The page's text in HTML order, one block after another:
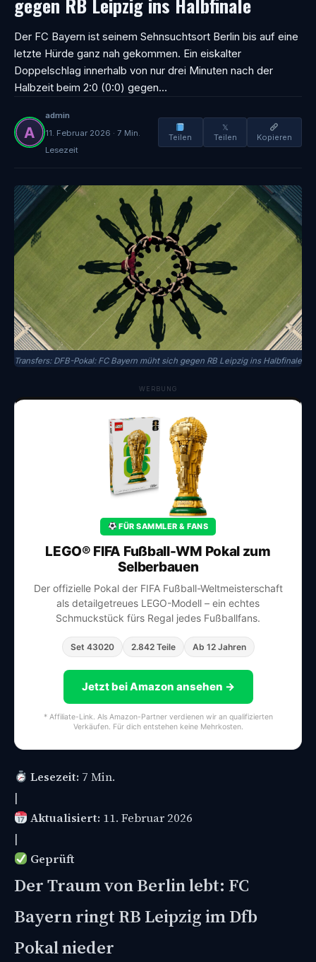
Der FC Bayern ist seinem Sehnsuchtsort Berlin bis auf eine
letzte Hürde ganz nah gekommen. Ein eiskalter
Doppelschlag innerhalb von nur drei Minuten nach der
Halbzeit beim 2:0 (0:0) gegen…
admin
11. Februar 2026 · 7 Min.
Lesezeit
Teilen
𝕏
Teilen
Kopieren
Transfers: DFB-Pokal: FC Bayern müht sich gegen RB Leipzig ins Halbfinale
WERBUNG
FÜR SAMMLER & FANS
LEGO® FIFA Fußball-WM Pokal zum
Selberbauen
Der offizielle Pokal der FIFA Fußball-Weltmeisterschaft
als detailgetreues LEGO-Modell – ein echtes
Schmuckstück fürs Regal jedes Fußballfans.
Set 43020 2.842 Teile Ab 12 Jahren
Jetzt bei Amazon ansehen →
* Affiliate-Link. Als Amazon-Partner verdienen wir an qualifizierten
Verkäufen. Für dich entstehen keine Mehrkosten.
Lesezeit:7 Min.
|
Aktualisiert:11. Februar 2026
|
Geprüft
Der Traum von Berlin lebt: FC
Bayern ringt RB Leipzig im Dfb
Pokal nieder